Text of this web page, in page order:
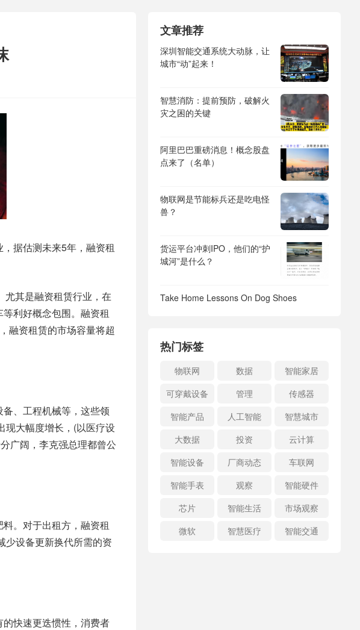
据估测未来5年，融资租
其是融资租赁行业，在
利好概念包围。融资租
融资租赁的市场容量将超
、工程机械等，这些领
现大幅度增长，(以医疗设
广阔，李克强总理都曾公
。对于出租方，融资租
少设备更新换代所需的资
快速更迭惯性，消费者
文章推荐
深圳智能交通系统大动脉，让
城市“动”起来！
智慧消防：提前预防，破解火
灾之困的关键
阿里巴巴重磅消息！概念股盘
点来了（名单）
物联网是节能标兵还是吃电怪
兽？
货运平台冲刺IPO，他们的“护
城河”是什么？
Take Home Lessons On Dog Shoes
热门标签
物联网 数据
智能家居
可穿戴设备
管理
传感器
智能产品
人工智能
智慧城市
大数据
投资
云计算
智能设备
厂商动态
车联网
智能手表
观察
智能硬件
芯片
智能生活
市场观察
微软
智慧医疗 智能交通